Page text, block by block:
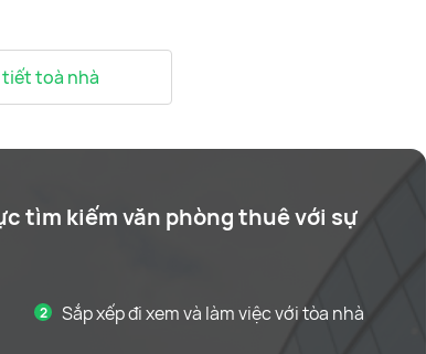
tiết toà nhà
tìm kiếm văn phòng thuê với sự
Sắp xếp đi xem và làm việc với tòa nhà